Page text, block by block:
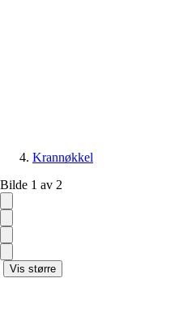
Krannøkkel
Bilde 1 av 2
Vis større